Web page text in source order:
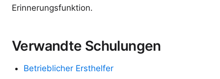
Erinnerungsfunktion.
Verwandte Schulungen
Betrieblicher Ersthelfer